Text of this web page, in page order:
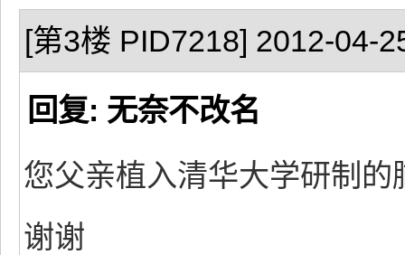
[第3楼 PID7218] 2012-04-
回复: 无奈不改名
您父亲植入清华大学研制
谢谢